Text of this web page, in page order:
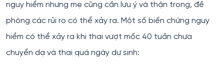
nguy hiểm nhưng mẹ cũng cần lưu ý và thận trọng, đề
phòng các rủi ro có thể xảy ra. Một số biến chứng nguy
hiểm có thể xảy ra khi thai vượt mốc 40 tuần chưa
chuyển dạ và thai quá ngày dự sinh: